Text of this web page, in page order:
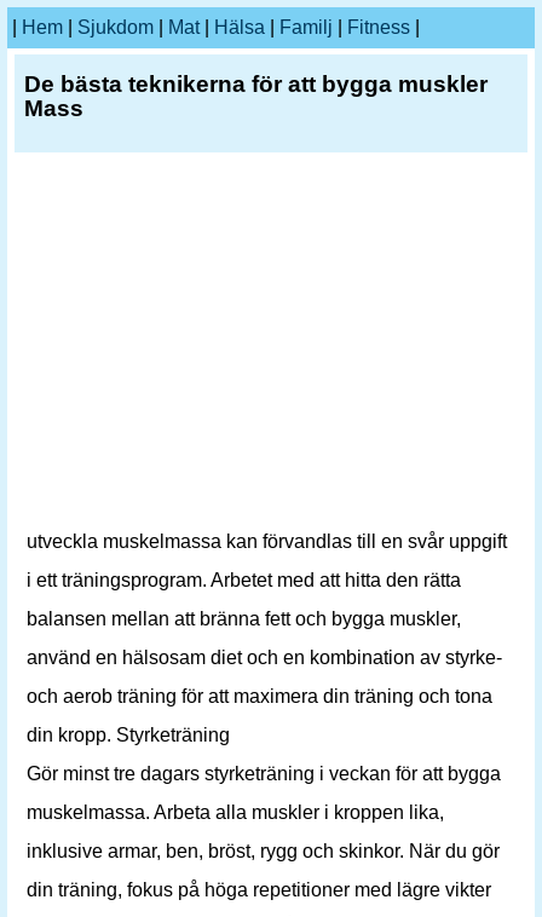
Hem Sjukdom Mat| Hälsa Familj Fitness
De bästa teknikerna för att bygga muskler
Mass
utveckla muskelmassa kan förvandlas till en svår uppgift
i ett träningsprogram. Arbetet med att hitta den rätta
balansen mellan att bränna fett och bygga muskler,
använd en hälsosam diet och en kombination av styrke-
och aerob träning för att maximera din träning och tona
din kropp. Styrketräning
Gör minst tre dagars styrketräning i veckan för att bygga
muskelmassa. Arbeta alla muskler i kroppen lika,
inklusive armar, ben, bröst, rygg och skinkor. När du gör
din träning, fokus på höga repetitioner med lägre vikter